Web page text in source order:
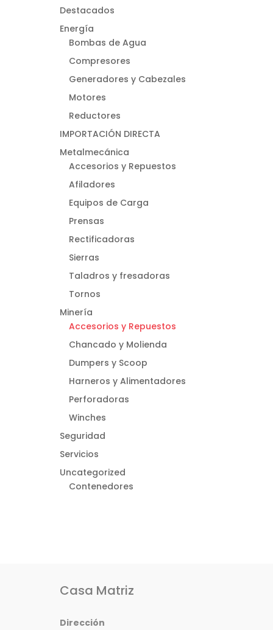
Destacados
Energía
Bombas de Agua
Compresores
Generadores y Cabezales
Motores
Reductores
IMPORTACIÓN DIRECTA
Metalmecánica
Accesorios y Repuestos
Afiladores
Equipos de Carga
Prensas
Rectificadoras
Sierras
Taladros y fresadoras
Tornos
Minería
Accesorios y Repuestos
Chancado y Molienda
Dumpers y Scoop
Harneros y Alimentadores
Perforadoras
Winches
Seguridad
Servicios
Uncategorized
Contenedores
Casa Matriz
Dirección